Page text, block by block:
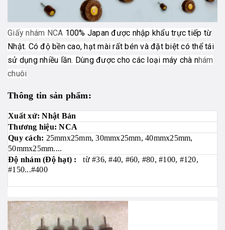
Giấy nhám NCA 100% Japan được nhập khẩu trực tiếp từ
Nhật. Có độ bền cao, hạt mài rất bén và đặt biệt có thể tái
sử dụng nhiều lần. Dùng được cho các loại máy chà nhám
chuôi
Thông tin sản phẩm:
Xuất xứ: Nhật Bản
Thương hiệu: NCA
Quy cách: 25mmx25mm, 30mmx25mm, 40mmx25mm,
50mmx25mm....
Độ nhám (Độ hạt) :
từ #36, #40, #60, #80, #100, #120,
#150...#400